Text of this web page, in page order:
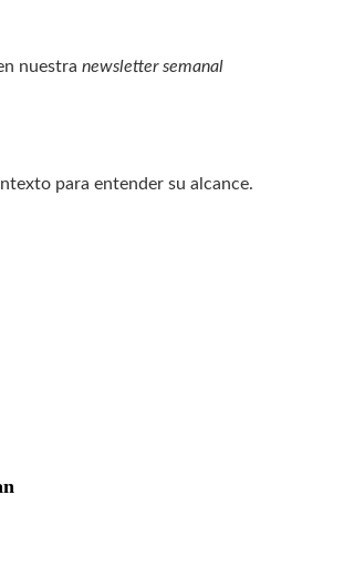
nuestra newsletter semanal
para entender su alcance.